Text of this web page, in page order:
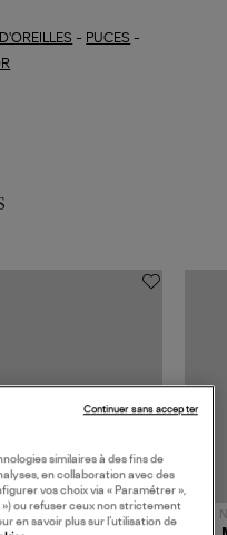
- PUCES -
NOUVELLE COLLECTION
similaires à des fins de
en collaboration avec des
vos choix via « Paramétrer »,
») ou refuser ceux non strictement
en savoir plus sur l’utilisation de
Continuer sans accepter